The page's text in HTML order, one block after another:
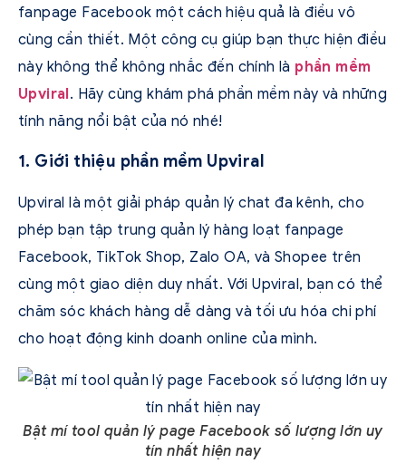
fanpage Facebook một cách hiệu quả là điều vô
cùng cần thiết. Một công cụ giúp bạn thực hiện điều
này không thể không nhắc đến chính là phần mềm
Upviral. Hãy cùng khám phá phần mềm này và những
tính năng nổi bật của nó nhé!
1. Giới thiệu phần mềm Upviral
Upviral là một giải pháp quản lý chat đa kênh, cho
phép bạn tập trung quản lý hàng loạt fanpage
Facebook, TikTok Shop, Zalo OA, và Shopee trên
cùng một giao diện duy nhất. Với Upviral, bạn có thể
chăm sóc khách hàng dễ dàng và tối ưu hóa chi phí
cho hoạt động kinh doanh online của mình.
Bật mí tool quản lý page Facebook số lượng lớn uy
tín nhất hiện nay